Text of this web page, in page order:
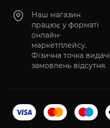
Наш магазин
працює у форматі
онлайн-
маркетплейсу.
Фізична точка видачі
замовлень відсутня.